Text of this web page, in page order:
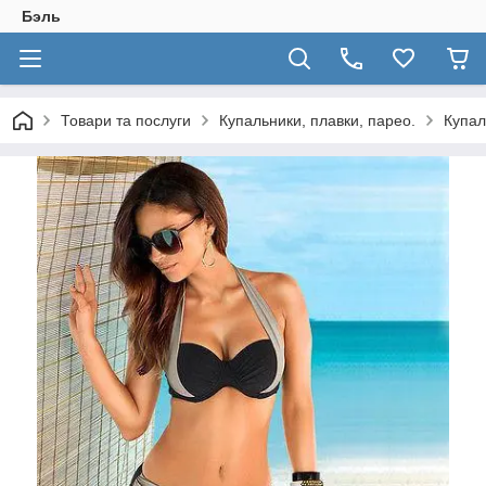
Бэль
Товари та послуги Купальники, плавки, парео.